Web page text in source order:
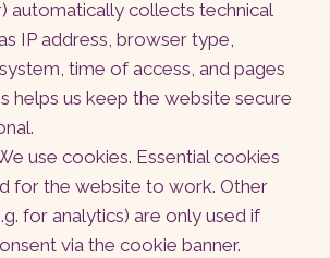
automatically collects technical
IP address, browser type,
time of access, and pages
helps us keep the website secure
use cookies. Essential cookies
for the website to work. Other
for analytics) are only used if
via the cookie banner.